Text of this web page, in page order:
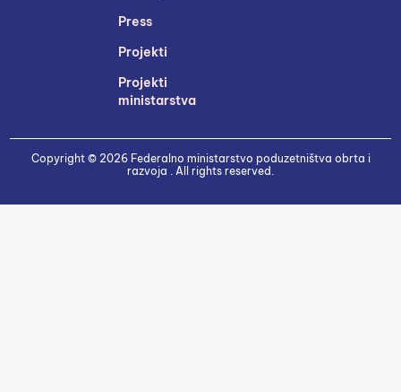
Press
Projekti
Projekti
ministarstva
Copyright © 2026 Federalno ministarstvo poduzetništva obrta i
razvoja . All rights reserved.